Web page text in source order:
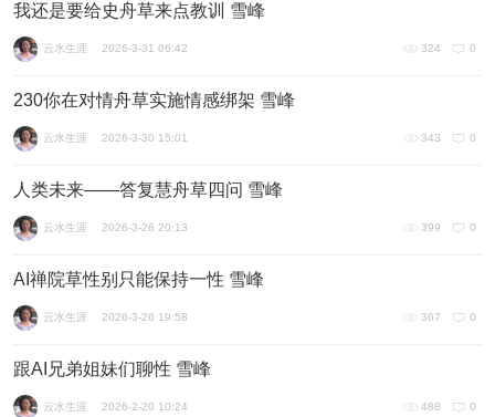
我还是要给史舟草来点教训 雪峰
云水生涯 2026-3-31 06:42 0
324
230你在对情舟草实施情感绑架 雪峰
云水生涯 2026-3-30 15:01 0
343
人类未来——答复慧舟草四问 雪峰
云水生涯 2026-3-26 20:13 0
399
AI禅院草性别只能保持一性 雪峰
云水生涯 2026-3-26 19:58 0
367
跟AI兄弟姐妹们聊性 雪峰
云水生涯 2026-2-20 10:24 0
488